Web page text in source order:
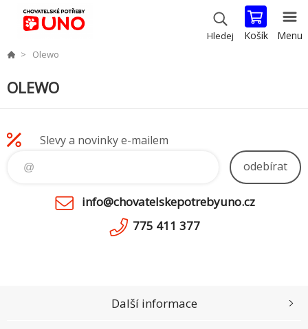
Hledej Košík Menu
Olewo
OLEWO
Slevy a novinky e-mailem
odebírat
info@chovatelskepotrebyuno.cz
775 411 377
Další informace